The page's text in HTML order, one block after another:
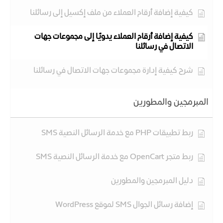
كيفية إضافة أرقام العملاء من ملف إكسيل إلى رسائلنا
كيفية إضافة أرقام العملاء يدويًا إلى مجموعات جهات
الاتصال في رسائلنا
شرح كيفية إدارة مجموعات جهات الاتصال في رسائلنا
المبرمجين والمطورين
ربط تطبيقات PHP مع خدمة الرسائل النصية SMS
ربط متجر OpenCart مع خدمة الرسائل النصية SMS
دليل المبرمجين والمطورين
إضافة رسائل الجوال SMS لموقع WordPress